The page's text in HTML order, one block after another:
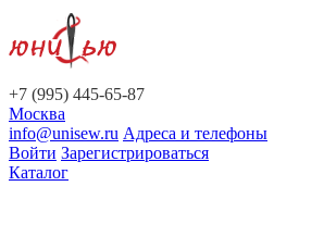
+7 (995) 445-65-87
Москва
info@unisew.ru Адреса и телефоны
Войти Зарегистрироваться
Каталог